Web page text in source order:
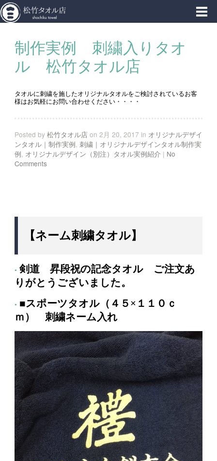
東京浅草橋西口から徒歩１分、松竹タオル店
制作実例 刺繍入りタオ
ル 松竹タオル店
タオルに刺繍を施したオリジナルタオルをご検討されているお客
様はお気軽にお問い合わせください・・・・
Posted by 松竹タオル店 on 2月 20, 2017 in オリジナルデザイ
ンタオル｜制作実例, 刺繍｜オリジナルデザインタオル制作実
例, オリジナルデザイン（別注）タオル実例紹介 | No
Comments
【ネーム刺繍タオル】
剣道 昇段祝の記念タオル ご注文あ
りがとうございました。
■スポーツタオル（４５×１１０ｃ
ｍ） 刺繍ネーム入れ